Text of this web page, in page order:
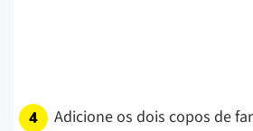
Adicione os dois copos de